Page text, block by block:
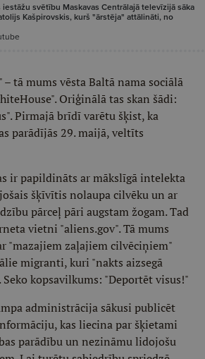
svētību Maskavas Centrālajā televīzijā sāka
Kašpirovskis, kurš "ārstēja" attālināti, no
tā mums vēsta Baltā nama sociālā
Oriģinālā tas skan šādi:
Pirmajā brīdī varētu šķist, ka
parādījās 29. maijā, veltīts
ir papildināts ar mākslīgā intelekta
šķīvītis nolaupa cilvēku un ar
pārceļ pāri augstam žogam. Tad
vietni "aliens.gov". Tā mums
"mazajiem zaļajiem cilvēciņiem"
migranti, kuri "nakts aizsegā
kopsavilkums: "Deportēt visus!"
administrācija sākusi publicēt
kas liecina par šķietami
parādību un nezināmu lidojošu